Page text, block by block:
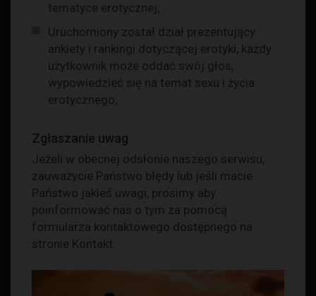
tematyce erotycznej;
Uruchomiony został dział prezentujący
ankiety i rankingi dotyczącej erotyki, każdy
użytkownik może oddać swój głos,
wypowiedzieć się na temat sexu i życia
erotycznego;
Zgłaszanie uwag
Jeżeli w obecnej odsłonie naszego serwisu,
zauważycie Państwo błędy lub jeśli macie
Państwo jakieś uwagi, prosimy aby
poinformować nas o tym za pomocą
formularza kontaktowego dostępnego na
stronie Kontakt